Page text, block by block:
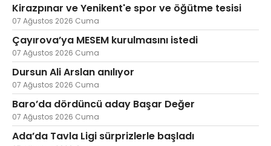
Kirazpınar ve Yenikent'e spor ve öğütme tesisi
07 Ağustos 2026 Cuma
Çayırova’ya MESEM kurulmasını istedi
07 Ağustos 2026 Cuma
Dursun Ali Arslan anılıyor
07 Ağustos 2026 Cuma
Baro’da dördüncü aday Başar Değer
07 Ağustos 2026 Cuma
Ada’da Tavla Ligi sürprizlerle başladı
Hacı Halil Mahallesi, İsmetpaşa
(BİLKAR)Gebze - KOCAELİ